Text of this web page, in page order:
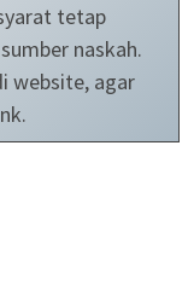
tetap
naskah.
website, agar